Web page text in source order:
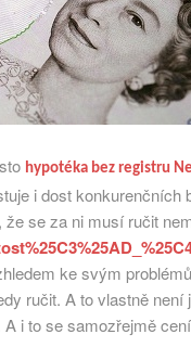
hypotéka bez registru
i dost
se za ni musí ručit
ke svým
ručit. A to vlastně není
i to se samozřejmě